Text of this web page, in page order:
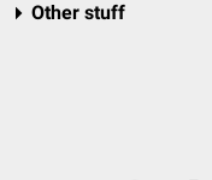
Other stuff